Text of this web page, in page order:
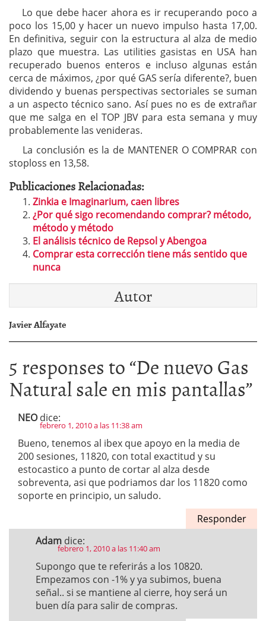
Lo que debe hacer ahora es ir recuperando poco a
poco los 15,00 y hacer un nuevo impulso hasta 17,00.
En definitiva, seguir con la estructura al alza de medio
plazo que muestra. Las utilities gasistas en USA han
recuperado buenos enteros e incluso algunas están
cerca de máximos, ¿por qué GAS sería diferente?, buen
dividendo y buenas perspectivas sectoriales se suman
a un aspecto técnico sano. Así pues no es de extrañar
que me salga en el TOP JBV para esta semana y muy
probablemente las venideras.
La conclusión es la de MANTENER O COMPRAR con
stoploss en 13,58.
Publicaciones Relacionadas:
Zinkia e Imaginarium, caen libres
¿Por qué sigo recomendando comprar? método,
método y método
El análisis técnico de Repsol y Abengoa
Comprar esta corrección tiene más sentido que
nunca
Autor
Javier Alfayate
5 responses to “De nuevo Gas
Natural sale en mis pantallas”
NEO dice:
febrero 1, 2010 a las 11:38 am
Bueno, tenemos al ibex que apoyo en la media de
200 sesiones, 11820, con total exactitud y su
estocastico a punto de cortar al alza desde
sobreventa, asi que podriamos dar los 11820 como
soporte en principio, un saludo.
Responder
Adam dice:
febrero 1, 2010 a las 11:40 am
Supongo que te referirás a los 10820.
Empezamos con -1% y ya subimos, buena
señal.. si se mantiene al cierre, hoy será un
buen día para salir de compras.